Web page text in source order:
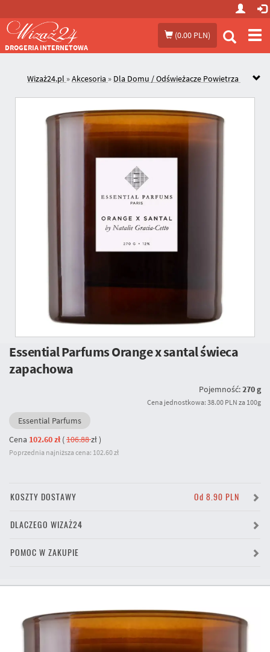
(0.00 PLN)
DROGERIA INTERNETOWA
Wizaż24.pl »Akcesoria » Dla Domu / Odświeżacze Powietrza
Essential Parfums Orange x santal świeca
zapachowa
Pojemność:270 g
Cena jednostkowa: 38.00 PLN za 100g
Essential Parfums
Cena 102.60 zł(106.88zł)
Poprzednia najniższa cena: 102.60 zł
KOSZTY DOSTAWY Od 8.90 PLN
DLACZEGO WIZAŻ24
POMOC W ZAKUPIE